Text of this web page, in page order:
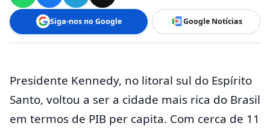
Siga-nos no Google Google Notícias
Presidente Kennedy, no litoral sul do Espírito
Santo, voltou a ser a cidade mais rica do Brasil
em termos de PIB per capita. Com cerca de 11